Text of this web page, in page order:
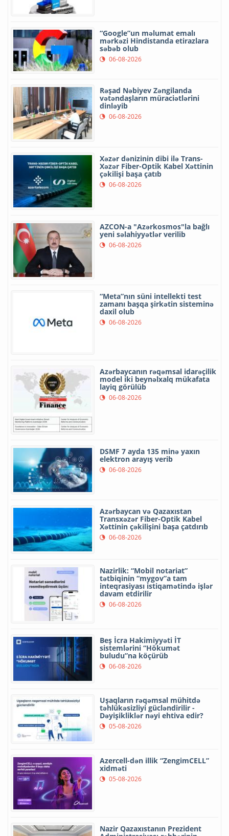
“Google”un məlumat emalı
mərkəzi Hindistanda etirazlara
səbəb olub
06-08-2026
Rəşad Nəbiyev Zəngilanda
vətəndaşların müraciətlərini
dinləyib
06-08-2026
Xəzər dənizinin dibi ilə Trans-
Xəzər Fiber-Optik Kabel Xəttinin
çəkilişi başa çatıb
06-08-2026
AZCON-a "Azərkosmos"la bağlı
yeni səlahiyyətlər verilib
06-08-2026
“Meta”nın süni intellekti test
zamanı başqa şirkətin sisteminə
daxil olub
06-08-2026
Azərbaycanın rəqəmsal idarəçilik
model iki beynəlxalq mükafata
layiq görülüb
06-08-2026
DSMF 7 ayda 135 minə yaxın
elektron arayış verib
06-08-2026
Azərbaycan və Qazaxıstan
Transxəzər Fiber-Optik Kabel
Xəttinin çəkilişini başa çatdırıb
06-08-2026
Nazirlik: “Mobil notariat”
tətbiqinin “mygov”a tam
inteqrasiyası istiqamətində işlər
davam etdirilir
06-08-2026
Beş İcra Hakimiyyəti İT
sistemlərini “Hökumət
buludu”na köçürüb
06-08-2026
Uşaqların rəqəmsal mühitdə
təhlükəsizliyi gücləndirilir -
Dəyişikliklər nəyi ehtiva edir?
05-08-2026
Azercell-dən illik “ZengimCELL”
xidməti
05-08-2026
Nazir Qazaxıstanın Prezident